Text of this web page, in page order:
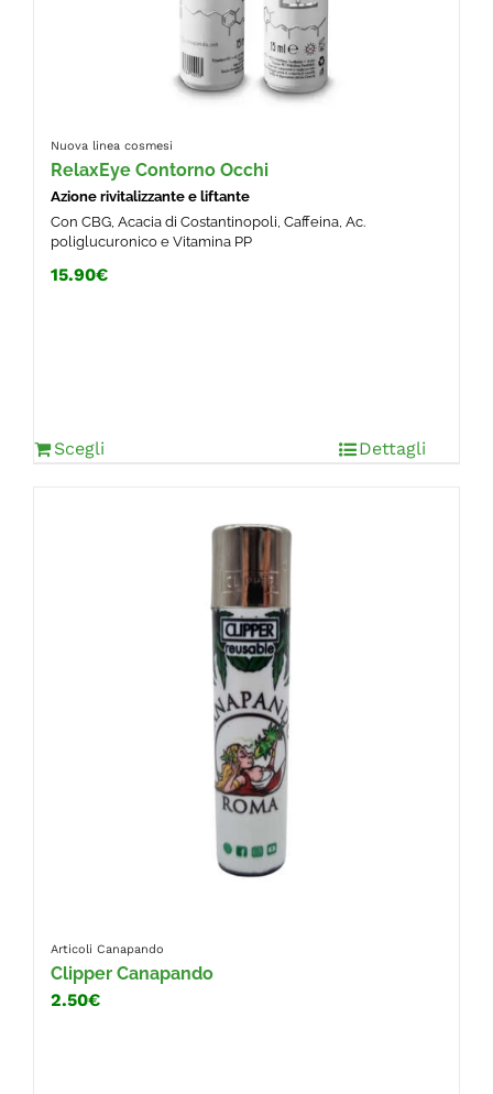
Nuova linea cosmesi
RelaxEye Contorno Occhi
15.90€
Azione rivitalizzante e liftante
Con CBG, Acacia di Costantinopoli, Caffeina, Ac.
poliglucuronico e Vitamina PP
Scegli Dettagli
Articoli Canapando
Clipper Canapando
2.50€